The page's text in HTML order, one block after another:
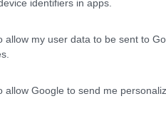
identifiers in apps.
allow my user data to be sent to
allow Google to send me
usiamo tranquillamente pur